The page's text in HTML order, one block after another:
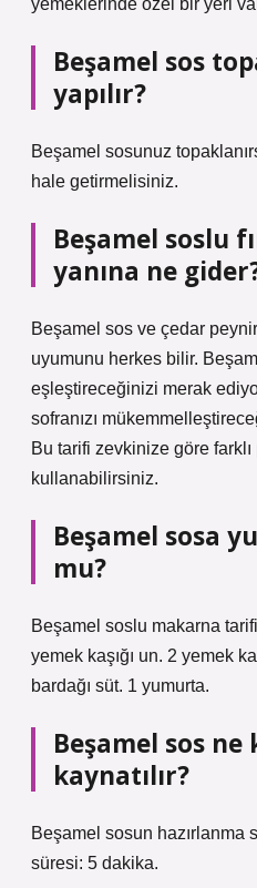
yemeklerinde özel bir yeri
Beşamel sos
yapılır?
Beşamel sosunuz
hale getirmelisiniz.
Beşamel soslu
yanına ne
Beşamel sos ve çedar
uyumunu herkes bilir.
eşleştireceğinizi merak
sofranızı
Bu tarifi zevkinize göre
kullanabilirsiniz.
Beşamel sosa
mu?
Beşamel soslu makarna
yemek kaşığı un. 2 yemek
bardağı süt. 1 yumurta.
Beşamel sos ne
kaynatılır?
Beşamel sosun hazırlanma
süresi: 5 dakika.